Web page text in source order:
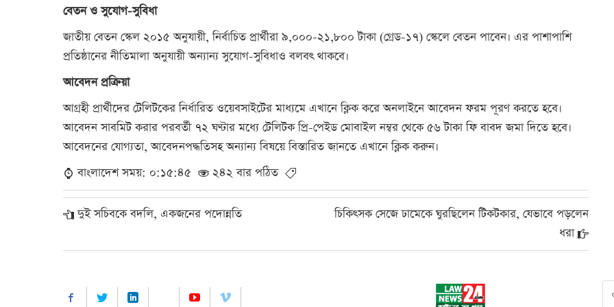
বেতন ও সুযোগ-সুবিধা
জাতীয় বেতন স্কেল ২০১৫ অনুযায়ী, নির্বাচিত প্রার্থীরা ৯,০০০-২১,৮০০ টাকা (গ্রেড-১৭) স্কেলে বেতন পাবেন। এর পাশাপাশি
প্রতিষ্ঠানের নীতিমালা অনুযায়ী অন্যান্য সুযোগ-সুবিধাও বলবৎ থাকবে।
আবেদন প্রক্রিয়া
আগ্রহী প্রার্থীদের টেলিটকের নির্ধারিত ওয়েবসাইটের মাধ্যমে এখানে ক্লিক করে অনলাইনে আবেদন ফরম পূরণ করতে হবে।
আবেদন সাবমিট করার পরবর্তী ৭২ ঘণ্টার মধ্যে টেলিটক প্রি-পেইড মোবাইল নম্বর থেকে ৫৬ টাকা ফি বাবদ জমা দিতে হবে।
আবেদনের যোগ্যতা, আবেদনপদ্ধতিসহ অন্যান্য বিষয়ে বিস্তারিত জানতে এখানে ক্লিক করুন।
বাংলাদেশ সময়: ০:১৫:৪৫
২৪২ বার পঠিত
দুই সচিবকে বদলি, একজনের পদোন্নতি
চিকিৎসক সেজে ঢামেকে ঘুরছিলেন টিকটকার, যেভাবে পড়লেন
ধরা